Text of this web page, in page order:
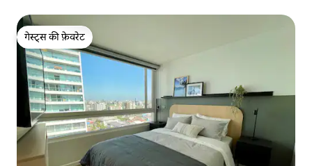
गेस्ट्स की फ़ेवरेट
गेस्ट्स की फ़ेवरेट